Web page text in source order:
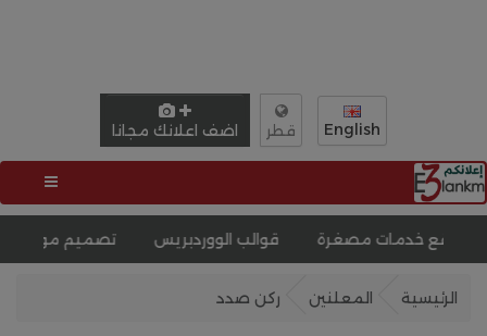
English قطر اضف اعلانك مجانا
مصغرة قوالب الووردبريس تصميم موقع سيارات
الرئيسية المعلنين ركن صدد